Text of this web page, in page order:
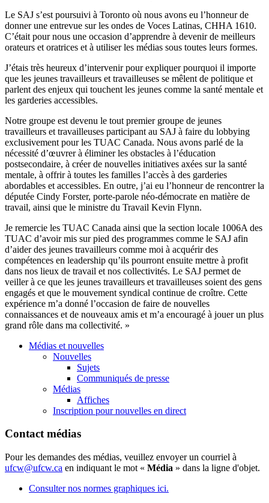
Le SAJ s’est poursuivi à Toronto où nous avons eu l’honneur de
donner une entrevue sur les ondes de Voces Latinas, CHHA 1610.
C’était pour nous une occasion d’apprendre à devenir de meilleurs
orateurs et oratrices et à utiliser les médias sous toutes leurs formes.
J’étais très heureux d’intervenir pour expliquer pourquoi il importe
que les jeunes travailleurs et travailleuses se mêlent de politique et
parlent des enjeux qui touchent les jeunes comme la santé mentale et
les garderies accessibles.
Notre groupe est devenu le tout premier groupe de jeunes
travailleurs et travailleuses participant au SAJ à faire du lobbying
exclusivement pour les TUAC Canada. Nous avons parlé de la
nécessité d’œuvrer à éliminer les obstacles à l’éducation
postsecondaire, à créer de nouvelles initiatives axées sur la santé
mentale, à offrir à toutes les familles l’accès à des garderies
abordables et accessibles. En outre, j’ai eu l’honneur de rencontrer la
députée Cindy Forster, porte-parole néo-démocrate en matière de
travail, ainsi que le ministre du Travail Kevin Flynn.
Je remercie les TUAC Canada ainsi que la section locale 1006A des
TUAC d’avoir mis sur pied des programmes comme le SAJ afin
d’aider des jeunes travailleurs comme moi à acquérir des
compétences en leadership qu’ils pourront ensuite mettre à profit
dans nos lieux de travail et nos collectivités. Le SAJ permet de
veiller à ce que les jeunes travailleurs et travailleuses soient des gens
engagés et que le mouvement syndical continue de croître. Cette
expérience m’a donné l’occasion de faire de nouvelles
connaissances et de nouveaux amis et m’a encouragé à jouer un plus
grand rôle dans ma collectivité. »
Médias et nouvelles
Nouvelles
Sujets
Communiqués de presse
Médias
Affiches
Inscription pour nouvelles en direct
Contact médias
Pour les demandes des médias, veuillez envoyer un courriel à
ufcw@ufcw.ca en indiquant le mot « Média » dans la ligne d'objet.
Consulter nos normes graphiques ici.